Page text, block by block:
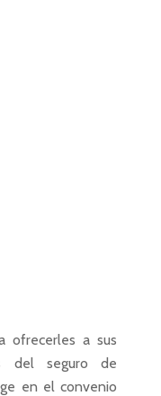
ofrecerles a sus
del seguro de
en el convenio